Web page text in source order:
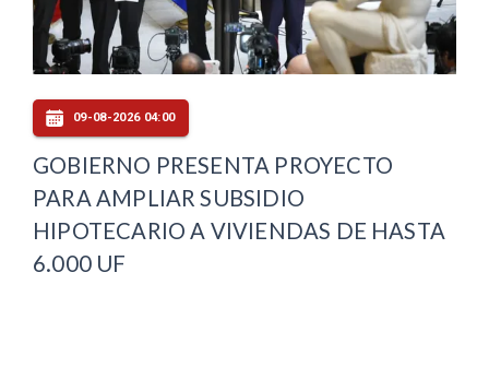
09-08-2026 04:00
GOBIERNO PRESENTA PROYECTO
PARA AMPLIAR SUBSIDIO
HIPOTECARIO A VIVIENDAS DE HASTA
6.000 UF